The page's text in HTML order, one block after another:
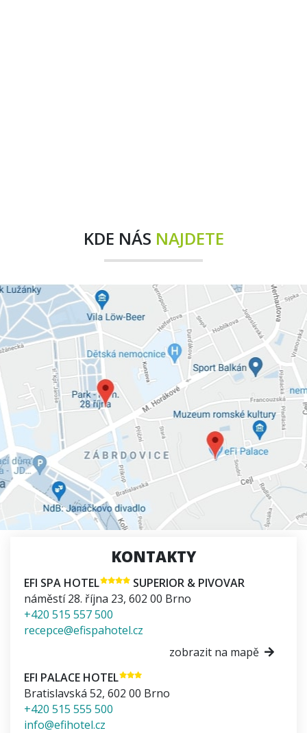
KDE NÁS NAJDETE
KONTAKTY
EFI SPA HOTEL
SUPERIOR & PIVOVAR
náměstí 28. října 23, 602 00 Brno
+420 515 557 500
recepce@efispahotel.cz
zobrazit na mapě
EFI PALACE HOTEL
Bratislavská 52, 602 00 Brno
+420 515 555 500
info@efihotel.cz